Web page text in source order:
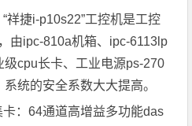
祥捷i-p10s22”工控机是工控
由ipc-810a机箱、ipc-6113lp
cpu长卡、工业电源ps-270
统的安全系数大大提高。
：64通道高增益多功能das